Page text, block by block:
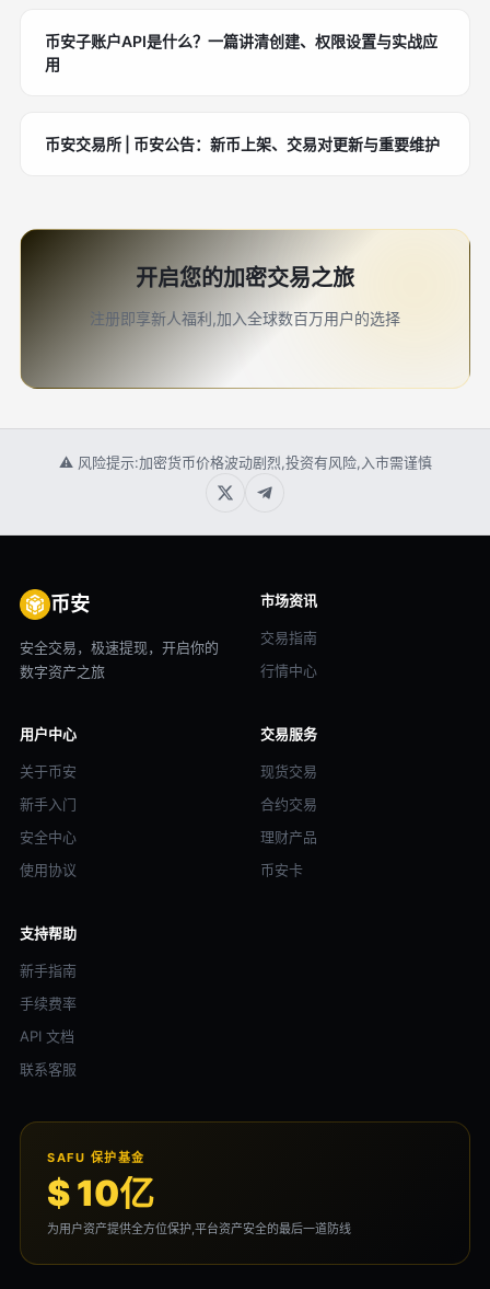
币安子账户API是什么？一篇讲清创建、权限设置与实战应
用
币安交易所 | 币安公告：新币上架、交易对更新与重要维护
开启您的加密交易之旅
注册即享新人福利,加入全球数百万用户的选择
⚠ 风险提示:加密货币价格波动剧烈,投资有风险,入市需谨慎
币安
安全交易，极速提现，开启你的
数字资产之旅
市场资讯
交易指南
行情中心
用户中心
关于币安
新手入门
安全中心
使用协议
交易服务
现货交易
合约交易
理财产品
币安卡
支持帮助
新手指南
手续费率
API 文档
联系客服
SAFU 保护基金
$ 10亿
为用户资产提供全方位保护,平台资产安全的最后一道防线